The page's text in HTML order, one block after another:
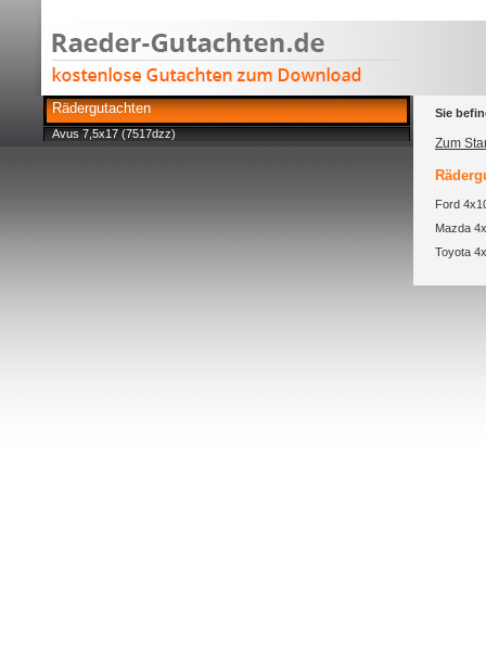
Rädergutachten
Avus 7,5x17 (7517dzz)
Sie
Zum
Ford
Mazda
Toyota